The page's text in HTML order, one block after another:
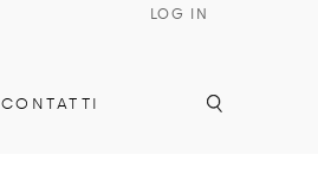
LOG IN
CONTATTI